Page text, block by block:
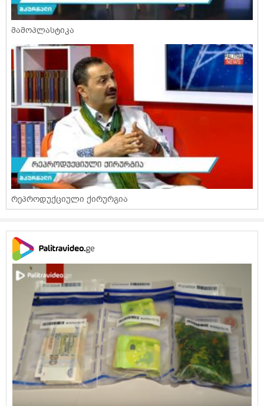
მამოპლასტიკა
რეპროდუქციული ქირურგია